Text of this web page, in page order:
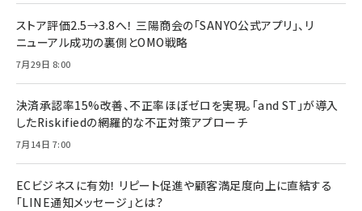
ストア評価2.5→3.8へ！ 三陽商会の「SANYO公式アプリ」、リ
ニューアル成功の裏側とOMO戦略
7月29日 8:00
決済承認率15%改善、不正率ほぼゼロを実現。「and ST」が導入
したRiskifiedの網羅的な不正対策アプローチ
7月14日 7:00
ECビジネスに有効！ リピート促進や顧客満足度向上に直結する
「LINE通知メッセージ」とは？